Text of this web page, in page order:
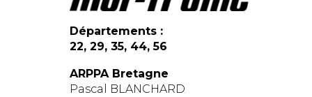
Départements :
22, 29, 35, 44, 56
ARPPA Bretagne
Pascal BLANCHARD